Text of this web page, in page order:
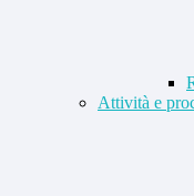
Attività e